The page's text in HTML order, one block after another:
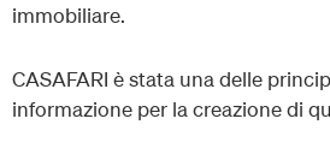
immobiliare.
CASAFARI è stata una delle
informazione per la creazione di